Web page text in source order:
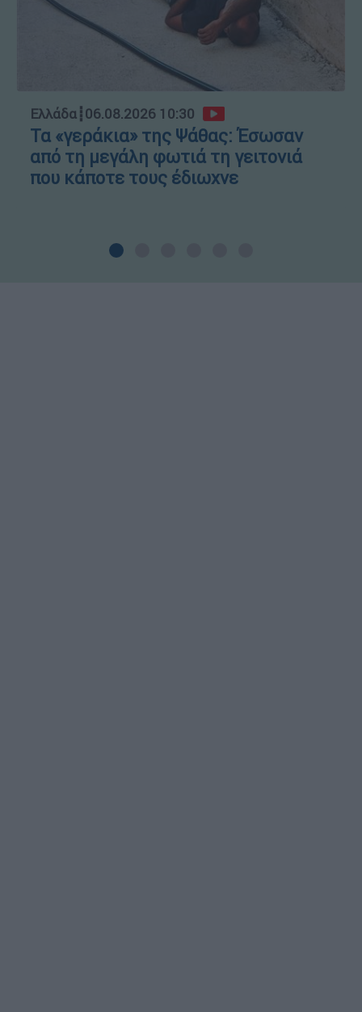
Ελλάδα┋06.08.2026 10:30
Τα «γεράκια» της Ψάθας: Έσωσαν
από τη μεγάλη φωτιά τη γειτονιά
που κάποτε τους έδιωχνε